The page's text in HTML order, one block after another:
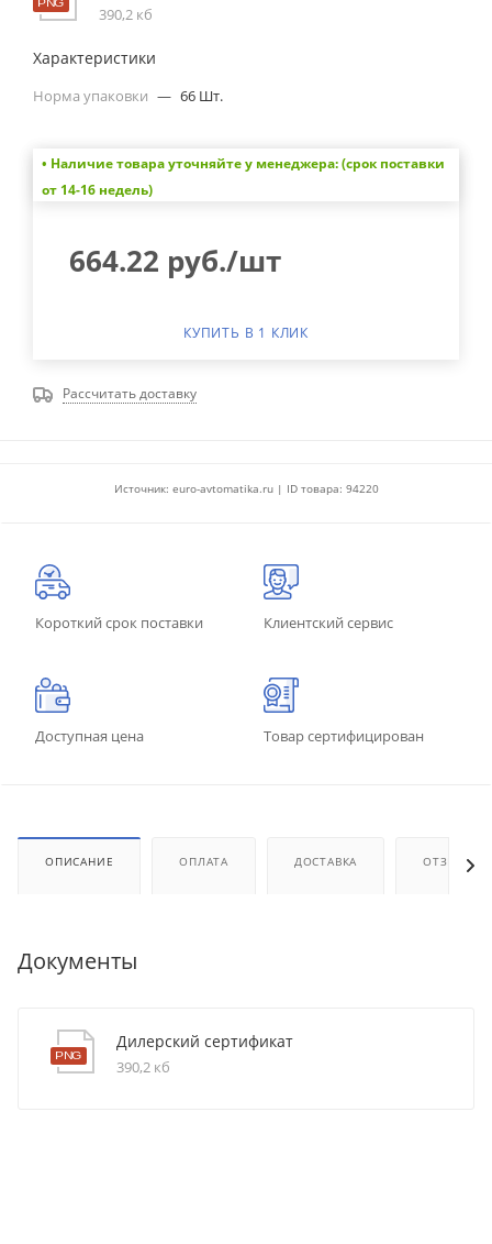
390,2 кб
Характеристики
Норма упаковки — 66 Шт.
• Наличие товара уточняйте у менеджера: (срок поставки
от 14-16 недель)
664.22 руб./шт
КУПИТЬ В 1 КЛИК
Рассчитать доставку
Источник: euro-avtomatika.ru | ID товара: 94220
Короткий срок поставки Клиентский сервис
Доступная цена Товар сертифицирован
ОПИСАНИЕ ОПЛАТА ДОСТАВКА ОТЗЫВЫ
Документы
Дилерский сертификат
390,2 кб